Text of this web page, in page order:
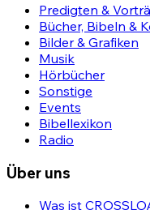
Predigten &
Bücher, Bibeln &
Bilder & Grafiken
Musik
Hörbücher
Sonstige
Events
Bibellexikon
Radio
Über uns
Was ist